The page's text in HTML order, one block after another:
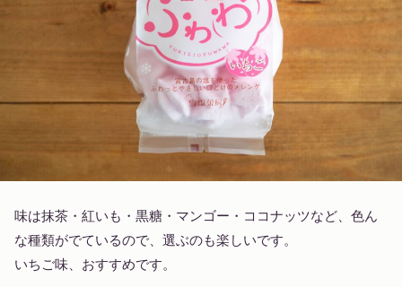
味は抹茶・紅いも・黒糖・マンゴー・ココナッツなど、色ん
な種類がでているので、選ぶのも楽しいです。
いちご味、おすすめです。